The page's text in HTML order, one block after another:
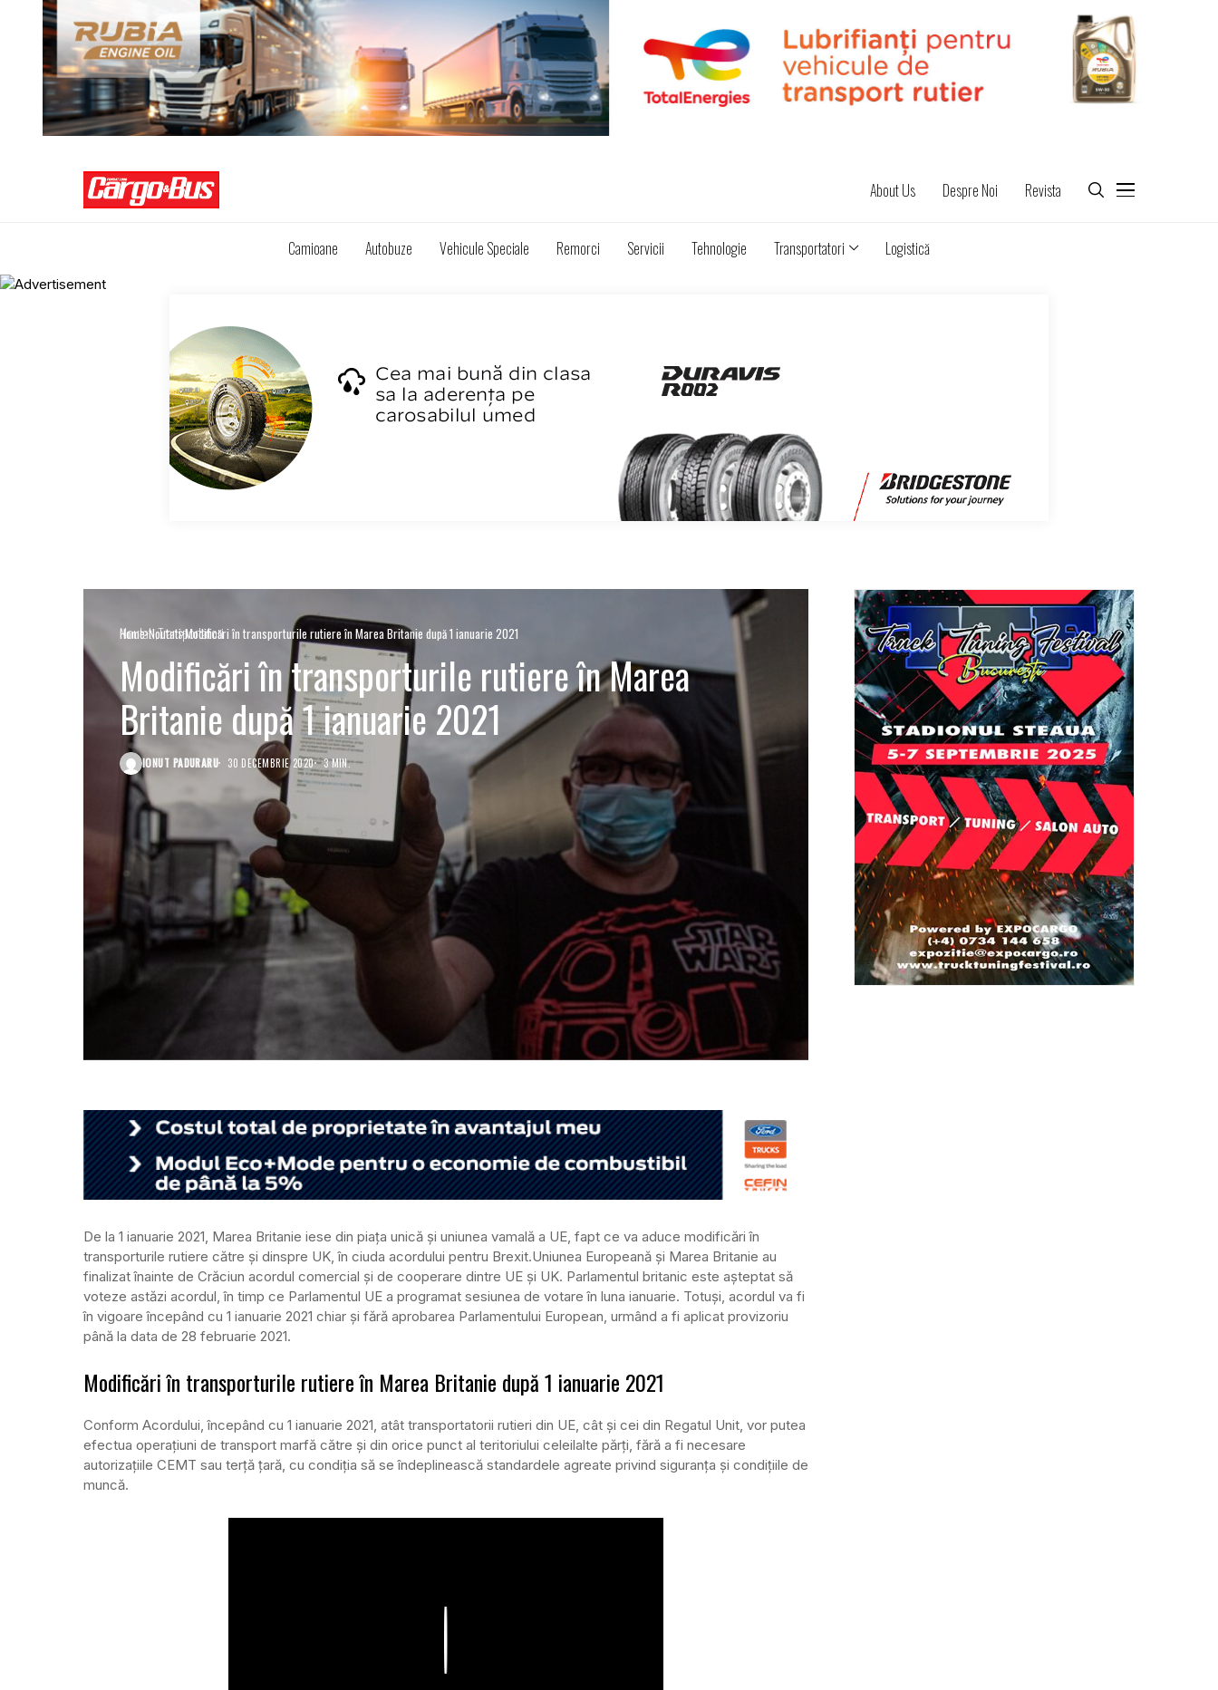
About Us Despre Noi Revista
Camioane Autobuze Vehicule Speciale Remorci Servicii Tehnologie Transportatori Logistică
Home Noutati Modificări în transporturile rutiere în Marea Britanie după 1 ianuarie 2021
NoutatiTransportatori
Modificări în transporturile rutiere în Marea
Britanie după 1 ianuarie 2021
IONUT PADURARU 30 DECEMBRIE 2020 3 MIN.
De la 1 ianuarie 2021, Marea Britanie iese din piața unică și uniunea vamală a UE, fapt ce va aduce modificări în
transporturile rutiere către și dinspre UK, în ciuda acordului pentru Brexit.Uniunea Europeană și Marea Britanie au
finalizat înainte de Crăciun acordul comercial și de cooperare dintre UE și UK. Parlamentul britanic este așteptat să
voteze astăzi acordul, în timp ce Parlamentul UE a programat sesiunea de votare în luna ianuarie. Totuși, acordul va fi
în vigoare începând cu 1 ianuarie 2021 chiar și fără aprobarea Parlamentului European, urmând a fi aplicat provizoriu
până la data de 28 februarie 2021.
Modificări în transporturile rutiere în Marea Britanie după 1 ianuarie 2021
Conform Acordului, începând cu 1 ianuarie 2021, atât transportatorii rutieri din UE, cât și cei din Regatul Unit, vor putea
efectua operațiuni de transport marfă către și din orice punct al teritoriului celeilalte părți, fără a fi necesare
autorizațiile CEMT sau terță țară, cu condiția să se îndeplinească standardele agreate privind siguranța și condițiile de
muncă.